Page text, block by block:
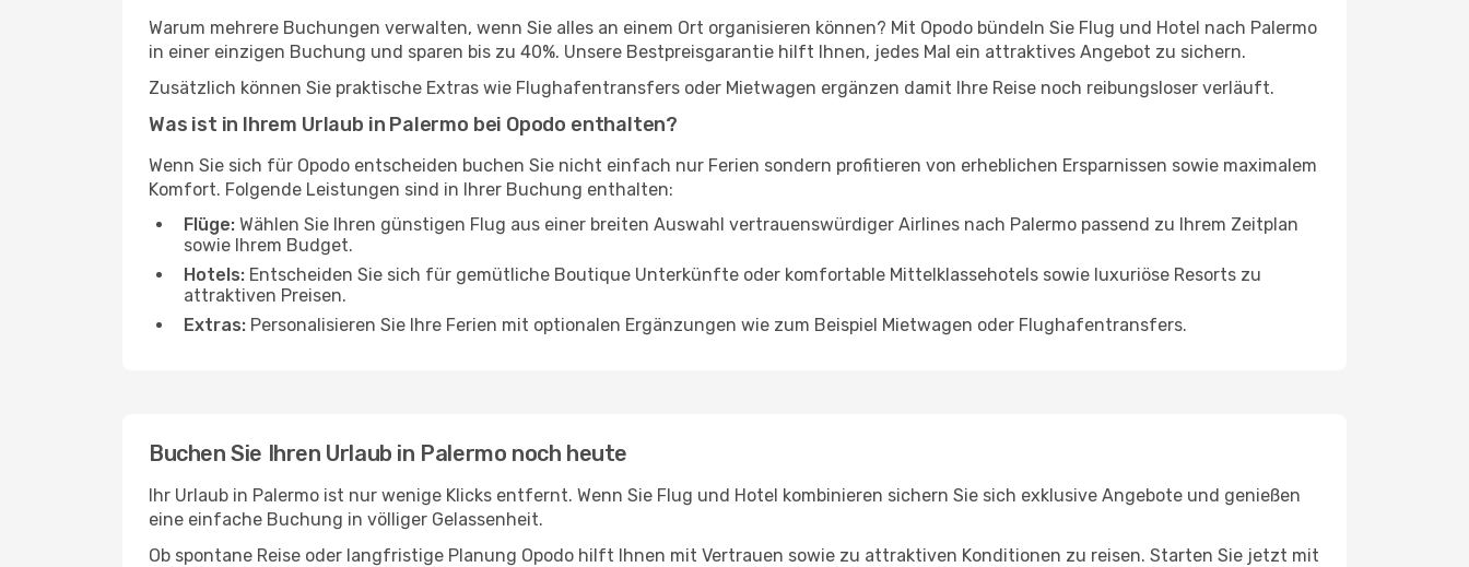
Warum mehrere Buchungen verwalten, wenn Sie alles an einem Ort organisieren können? Mit Opodo bündeln Sie Flug und Hotel nach Palermo
in einer einzigen Buchung und sparen bis zu 40%. Unsere Bestpreisgarantie hilft Ihnen, jedes Mal ein attraktives Angebot zu sichern.
Zusätzlich können Sie praktische Extras wie Flughafentransfers oder Mietwagen ergänzen damit Ihre Reise noch reibungsloser verläuft.
Was ist in Ihrem Urlaub in Palermo bei Opodo enthalten?
Wenn Sie sich für Opodo entscheiden buchen Sie nicht einfach nur Ferien sondern profitieren von erheblichen Ersparnissen sowie maximalem
Komfort. Folgende Leistungen sind in Ihrer Buchung enthalten:
Flüge: Wählen Sie Ihren günstigen Flug aus einer breiten Auswahl vertrauenswürdiger Airlines nach Palermo passend zu Ihrem Zeitplan
sowie Ihrem Budget.
Hotels: Entscheiden Sie sich für gemütliche Boutique Unterkünfte oder komfortable Mittelklassehotels sowie luxuriöse Resorts zu
attraktiven Preisen.
Extras: Personalisieren Sie Ihre Ferien mit optionalen Ergänzungen wie zum Beispiel Mietwagen oder Flughafentransfers.
Buchen Sie Ihren Urlaub in Palermo noch heute
Ihr Urlaub in Palermo ist nur wenige Klicks entfernt. Wenn Sie Flug und Hotel kombinieren sichern Sie sich exklusive Angebote und genießen
eine einfache Buchung in völliger Gelassenheit.
Ob spontane Reise oder langfristige Planung Opodo hilft Ihnen mit Vertrauen sowie zu attraktiven Konditionen zu reisen. Starten Sie jetzt mit